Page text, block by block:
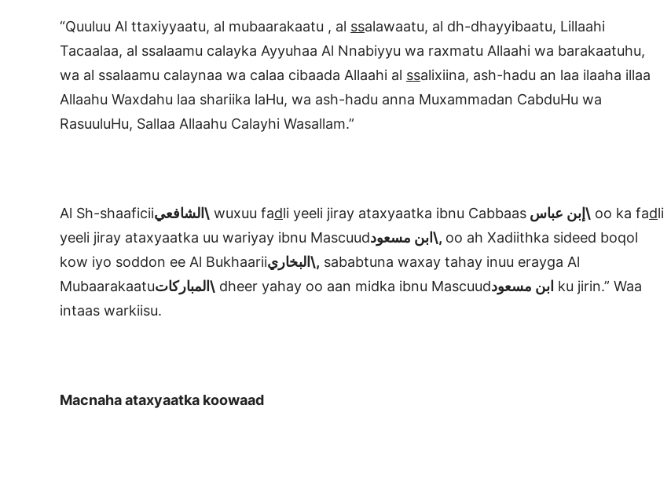
“Quuluu Al ttaxiyyaatu, al mubaarakaatu , al ssalawaatu, al dh-dhayyibaatu, Lillaahi
Tacaalaa, al ssalaamu calayka Ayyuhaa Al Nnabiyyu wa raxmatu Allaahi wa barakaatuhu,
wa al ssalaamu calaynaa wa calaa cibaada Allaahi al ssalixiina, ash-hadu an laa ilaaha illaa
Allaahu Waxdahu laa shariika laHu, wa ash-hadu anna Muxammadan CabduHu wa
RasuuluHu, Sallaa Allaahu Calayhi Wasallam.”
Al Sh-shaaficii الشافعي\ wuxuu fadli yeeli jiray ataxyaatka ibnu Cabbaas إبن عباس\ oo ka fadli
yeeli jiray ataxyaatka uu wariyay ibnu Mascuud
ابن مسعود\, oo ah Xadiithka sideed boqol
kow iyo soddon ee Al Bukhaarii
البخاري\, sababtuna waxay tahay inuu erayga Al
Mubaarakaatu
المباركات\ dheer yahay oo aan midka ibnu Mascuudابن مسعود ku jirin.” Waa
intaas warkiisu.
Macnaha ataxyaatka koowaad